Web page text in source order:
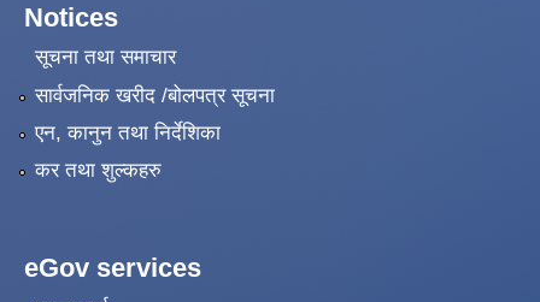
Notices
सूचना तथा समाचार
सार्वजनिक खरीद /बोलपत्र सूचना
एन, कानुन तथा निर्देशिका
कर तथा शुल्कहरु
eGov services